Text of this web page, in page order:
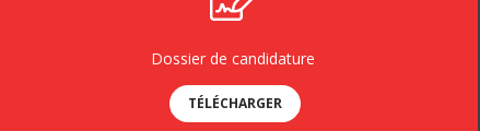
Dossier de candidature
TÉLÉCHARGER